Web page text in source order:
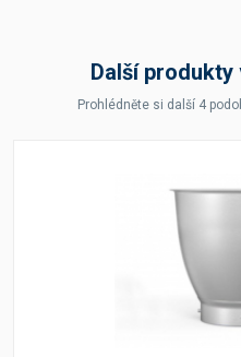
Další
Prohlédněte si další 4